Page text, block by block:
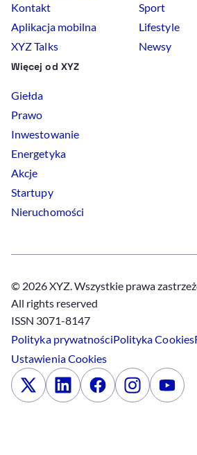
Kontakt
Aplikacja mobilna
XYZ Talks
Sport
Lifestyle
Newsy
Więcej od XYZ
Giełda
Prawo
Inwestowanie
Energetyka
Akcje
Startupy
Nieruchomości
© 2026 XYZ. Wszystkie prawa
All rights reserved
ISSN 3071-8147
Polityka prywatnościPolitykaCookies
UstawieniaCookies
x LinkedinFacebookInstagram